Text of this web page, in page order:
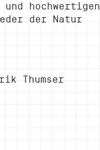
hochwertigen
der Natur
Thumser